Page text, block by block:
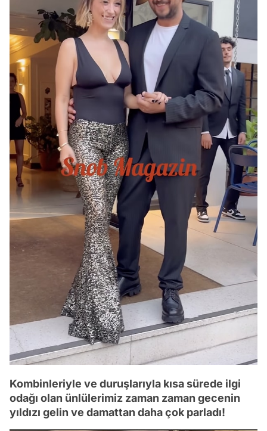
Kombinleriyle ve duruşlarıyla kısa sürede ilgi
odağı olan ünlülerimiz zaman zaman gecenin
yıldızı gelin ve damattan daha çok parladı!